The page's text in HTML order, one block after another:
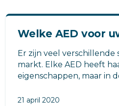
Welke AED voor
Er zijn veel verschillende
markt. Elke AED heeft
eigenschappen, maar in
21 april 2020